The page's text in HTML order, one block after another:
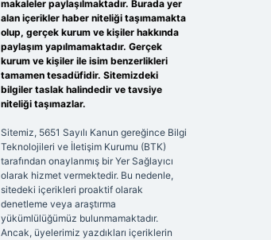
makaleler paylaşılmaktadır. Burada yer
alan içerikler haber niteliği taşımamakta
olup, gerçek kurum ve kişiler hakkında
paylaşım yapılmamaktadır. Gerçek
kurum ve kişiler ile isim benzerlikleri
tamamen tesadüfidir. Sitemizdeki
bilgiler taslak halindedir ve tavsiye
niteliği taşımazlar.
Sitemiz, 5651 Sayılı Kanun gereğince Bilgi
Teknolojileri ve İletişim Kurumu (BTK)
tarafından onaylanmış bir Yer Sağlayıcı
olarak hizmet vermektedir. Bu nedenle,
sitedeki içerikleri proaktif olarak
denetleme veya araştırma
yükümlülüğümüz bulunmamaktadır.
Ancak, üyelerimiz yazdıkları içeriklerin